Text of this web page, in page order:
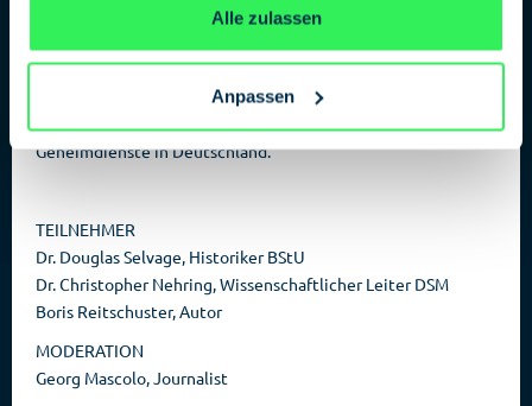
Alle zulassen
Anpassen
Einflusskampagnen und Verwicklungen in Mordattentate in
den Schlagzeilen.
Gemeinsam gehen die Stasi-Unterlagenbehörde BStU und das
Deutsche Spionagemuseum auf eine Zeitreise der russischen
Geheimdienste in Deutschland.
TEILNEHMER
Dr. Douglas Selvage, Historiker BStU
Dr. Christopher Nehring, Wissenschaftlicher Leiter DSM
Boris Reitschuster, Autor
MODERATION
Georg Mascolo, Journalist